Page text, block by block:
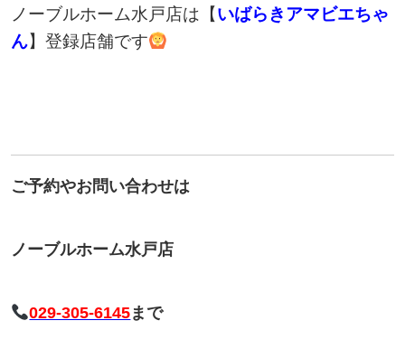
ノーブルホーム水戸店は【いばらきアマビエちゃ
ん】登録店舗です
ご予約やお問い合わせは
ノーブルホーム水戸店
029-305-6145まで